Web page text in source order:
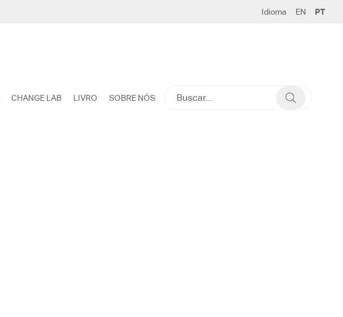
Idioma EN PT
CHANGE LAB LIVRO SOBRE NÓS